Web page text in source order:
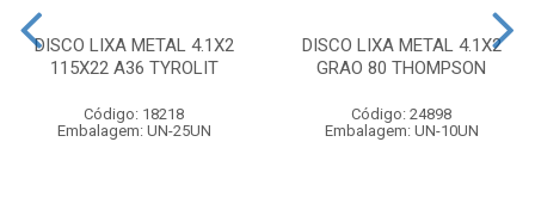
DISCO LIXA METAL 4.1X2
115X22 A36 TYROLIT
Código: 18218
Embalagem: UN-25UN
DISCO LIXA METAL 4.1X2
GRAO 80 THOMPSON
Código: 24898
Embalagem: UN-10UN